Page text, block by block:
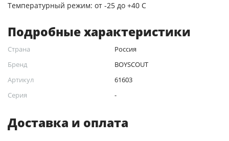
Температурный режим: от -25 до +40 С
Подробные характеристики
Страна
Россия
Бренд
BOYSCOUT
Артикул
61603
Серия
-
Доставка и оплата